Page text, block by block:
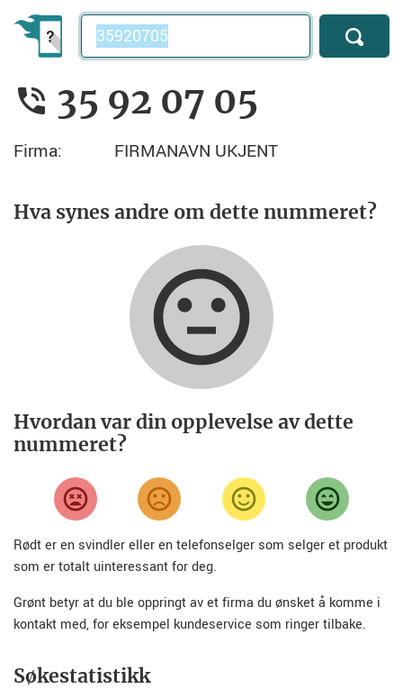
Telefonnummer
35 92 07 05
Firma: FIRMANAVN UKJENT
Hva synes andre om dette nummeret?
Hvordan var din opplevelse av dette
nummeret?
Rødt er en svindler eller en telefonselger som selger et produkt
som er totalt uinteressant for deg.
Grønt betyr at du ble oppringt av et firma du ønsket å komme i
kontakt med, for eksempel kundeservice som ringer tilbake.
Søkestatistikk